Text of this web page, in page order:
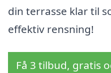
din terrasse klar til
effektiv rensning!
Få 3 tilbud, gratis